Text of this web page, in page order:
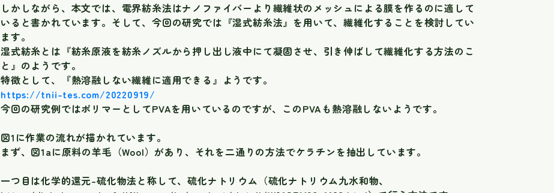
しかしながら、本文では、電界紡糸法はナノファイバーより繊維状のメッシュによる膜を作るのに適して
いると書かれています。そして、今回の研究では『湿式紡糸法』を用いて、繊維化することを検討してい
ます。
湿式紡糸とは『紡糸原液を紡糸ノズルから押し出し液中にて凝固させ、引き伸ばして繊維化する方法のこ
と』のようです。
特徴として、『熱溶融しない繊維に適用できる』ようです。
https://tnii-tes.com/20220919/
今回の研究例ではポリマーとしてPVAを用いているのですが、このPVAも熱溶融しないようです。
図1に作業の流れが描かれています。
まず、図1aに原料の羊毛（Wool）があり、それを二通りの方法でケラチンを抽出しています。
一つ目は化学的還元-硫化物法と称して、硫化ナトリウム（硫化ナトリウム九水和物、